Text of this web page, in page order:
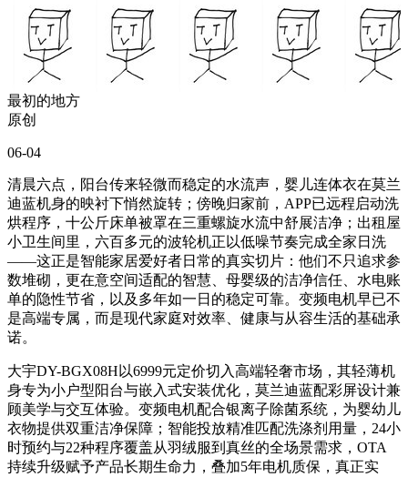
最初的地方
原创
06-04
清晨六点，阳台传来轻微而稳定的水流声，婴儿连体衣在莫兰
迪蓝机身的映衬下悄然旋转；傍晚归家前，APP已远程启动洗
烘程序，十公斤床单被罩在三重螺旋水流中舒展洁净；出租屋
小卫生间里，六百多元的波轮机正以低噪节奏完成全家日洗
——这正是智能家居爱好者日常的真实切片：他们不只追求参
数堆砌，更在意空间适配的智慧、母婴级的洁净信任、水电账
单的隐性节省，以及多年如一日的稳定可靠。变频电机早已不
是高端专属，而是现代家庭对效率、健康与从容生活的基础承
诺。
大宇DY-BGX08H以6999元定价切入高端轻奢市场，其轻薄机
身专为小户型阳台与嵌入式安装优化，莫兰迪蓝配彩屏设计兼
顾美学与交互体验。变频电机配合银离子除菌系统，为婴幼儿
衣物提供双重洁净保障；智能投放精准匹配洗涤剂用量，24小
时预约与22种程序覆盖从羽绒服到真丝的全场景需求，OTA
持续升级赋予产品长期生命力，叠加5年电机质保，真正实